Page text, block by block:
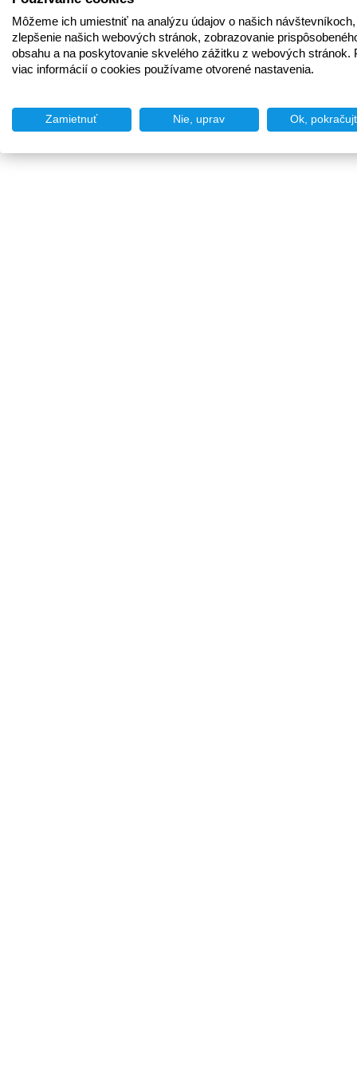
Môžeme ich umiestniť na analýzu údajov o našich
zlepšenie našich webových stránok, zobrazovanie
obsahu a na poskytovanie skvelého zážitku z webových stránok.
viac informácií o cookies používame otvorené nastavenia.
Zamietnuť Nie, uprav Ok,